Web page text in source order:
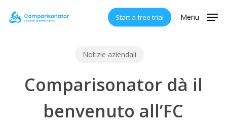
Start a free trial Menu
Notizie aziendali
Comparisonator dà il
benvenuto all’FC